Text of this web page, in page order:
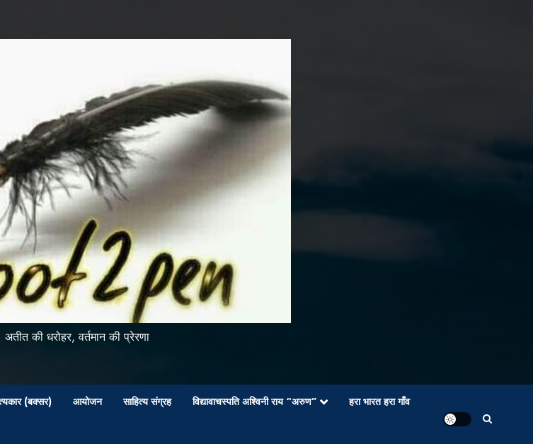
अतीत की धरोहर, वर्तमान की प्रेरणा
(बक्सर) आयोजन साहित्य संग्रह विद्यावाचस्पति अश्विनी राय “अरुण” हरा भारत हरा गाँव